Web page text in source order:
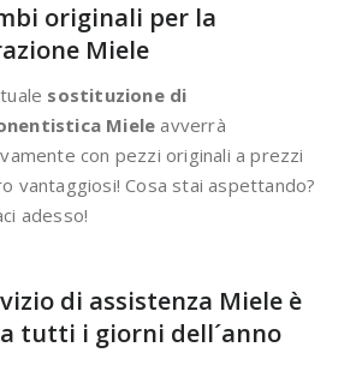
originali per la
Miele
sostituzione di
Mieleavverrà
con pezzi originali a prezzi
vantaggiosi! Cosa stai aspettando?
adesso!
di assistenza Miele è
tutti i giorni dell´anno